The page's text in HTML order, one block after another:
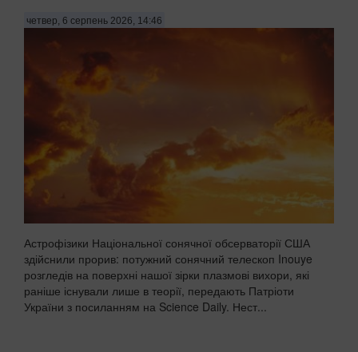
четвер, 6 серпень 2026, 14:46
Астрофізики Національної сонячної обсерваторії США
здійснили прорив: потужний сонячний телескоп Inouye
розгледів на поверхні нашої зірки плазмові вихори, які
раніше існували лише в теорії, передають Патріоти
України з посиланням на Science Daily. Нест...